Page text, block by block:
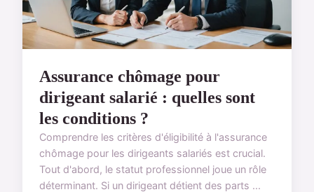
Assurance chômage pour
dirigeant salarié : quelles sont
les conditions ?
Comprendre les critères d'éligibilité à l'assurance
chômage pour les dirigeants salariés est crucial.
Tout d'abord, le statut professionnel joue un rôle
déterminant. Si un dirigeant détient des parts ...